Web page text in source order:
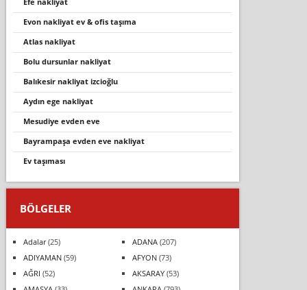
evon nakliyat ev & ofis taşıma
atlas nakliyat
bolu dursunlar nakliyat
balıkesir nakliyat izcioğlu
aydın ege nakliyat
mesudi̇ye evden eve
bayrampaşa evden eve nakli̇yat
ev taşıması
BÖLGELER
Adalar(25) ADANA(207)
ADIYAMAN(59) AFYON(73)
AĞRI (52) AKSARAY(53)